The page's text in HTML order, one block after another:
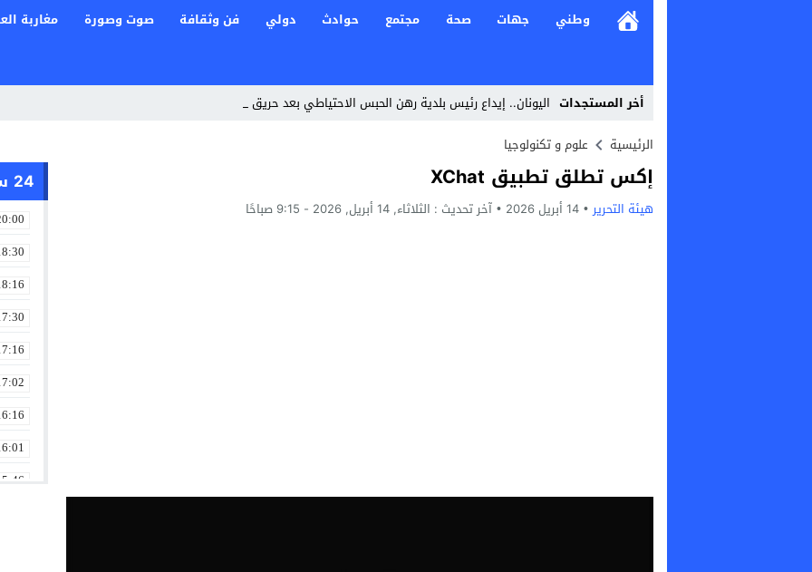
وطني جهات صحة مجتمع حوادث دولي فن وثقافة صوت وصورة مغاربة
أخر المستجدات اليونان.. إيداع رئيس بلدية رهن الحبس الاحتياطي بعد حريق غرب أثي _
Stop
Previous
Next
الرئيسية علوم و تكنولوجيا
إكس تطلق تطبيق XChat
هيئة التحرير 14 أبريل 2026 آخر تحديث : الثلاثاء, 14 أبريل, 2026 - 9:15 صباحًا
24 ساعة